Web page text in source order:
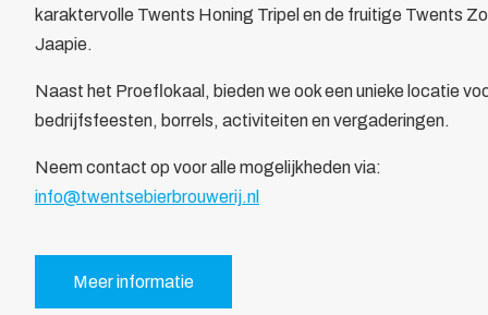
Collectief
Beveiliging
Brandverzekering
Energiekosten Besparing
Juridische dienstverlening
Veiligheidsopleidingen
Ledenpas
Agenda
karaktervolle Twents Honing Tripel en de fruitige Twents
Jaapie.
Naast het Proeflokaal, bieden we ook een unieke locatie
bedrijfsfeesten, borrels, activiteiten en vergaderingen.
Neem contact op voor alle mogelijkheden via:
info@twentsebierbrouwerij.nl
Meer informatie